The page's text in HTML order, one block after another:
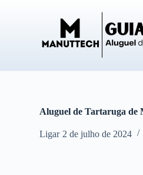
Aluguel de Tartaruga de
Ligar 2 de julho de 2024